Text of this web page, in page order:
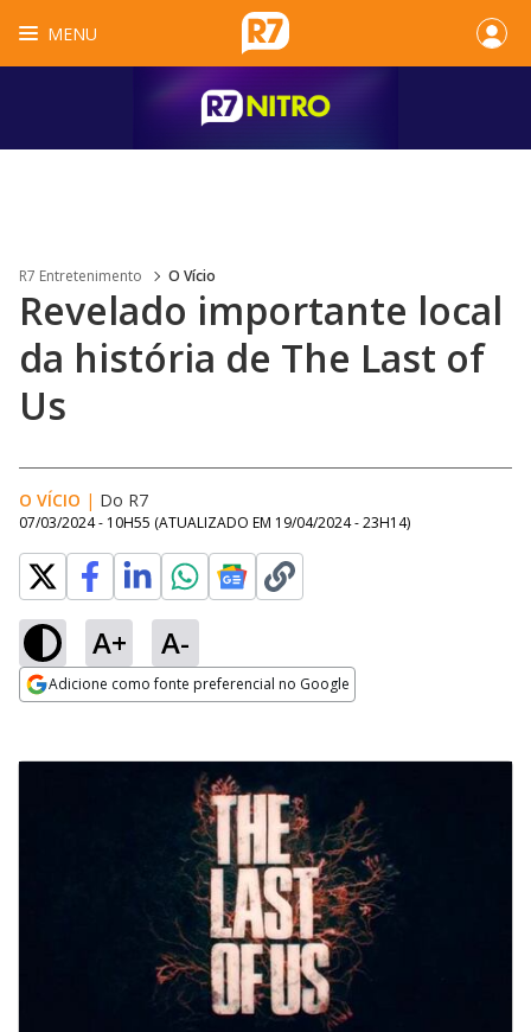
MENU
R7 Entretenimento O Vício
Revelado importante local
da história de The Last of
Us
O VÍCIO | Do R7
07/03/2024 - 10H55 (ATUALIZADO EM 19/04/2024 - 23H14)
A+ A-
Adicione como fonte preferencial no Google